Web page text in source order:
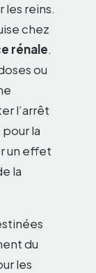
les reins.
chez
rénale.
ou
l’arrêt
la
un effet
la
du
les